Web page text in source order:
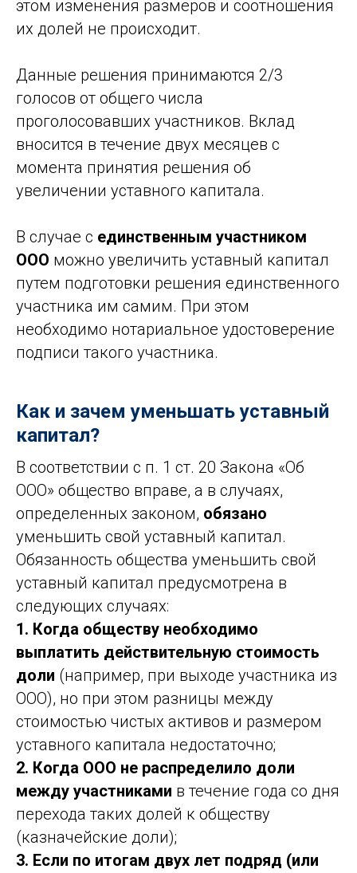
этом изменения размеров и соотношения
их долей не происходит.
Данные решения принимаются 2/3
голосов от общего числа
проголосовавших участников. Вклад
вносится в течение двух месяцев с
момента принятия решения об
увеличении уставного капитала.
В случае с единственным участником
ООО можно увеличить уставный капитал
путем подготовки решения единственного
участника им самим. При этом
необходимо нотариальное удостоверение
подписи такого участника.
Как и зачем уменьшать уставный
капитал?
В соответствии с п. 1 ст. 20 Закона «Об
ООО» общество вправе, а в случаях,
определенных законом, обязано
уменьшить свой уставный капитал.
Обязанность общества уменьшить свой
уставный капитал предусмотрена в
следующих случаях:
1. Когда обществу необходимо
выплатить действительную стоимость
доли (например, при выходе участника из
ООО), но при этом разницы между
стоимостью чистых активов и размером
уставного капитала недостаточно;
2. Когда ООО не распределило доли
между участниками в течение года со дня
перехода таких долей к обществу
(казначейские доли);
3. Если по итогам двух лет подряд (или